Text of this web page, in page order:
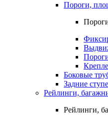
Пороги,
Боковые
Задние
Рейлинги,
Рейлинги,